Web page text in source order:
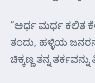
“ಅರ್ಧ ಮರ್ಧ ಕಲಿತ
ತಂದು, ಹಳ್ಳಿಯ
ಚಿಕ್ಕಣ್ಣ ತನ್ನ